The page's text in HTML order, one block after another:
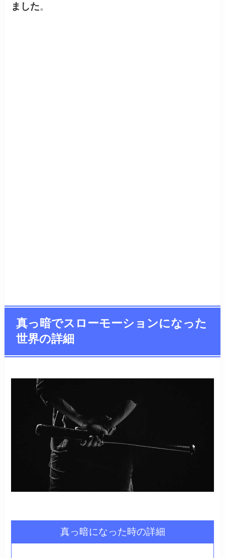
ました。
真っ暗でスローモーションになった
世界の詳細
真っ暗になった時の詳細